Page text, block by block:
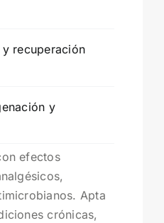
recuperación
y
efectos
Apta
crónicas,